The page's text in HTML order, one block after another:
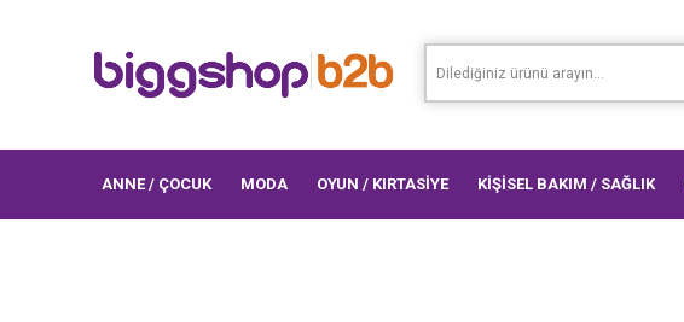
ANNE / ÇOCUK MODA OYUN / KIRTASİYE KİŞİSEL BAKIM / SAĞLIK